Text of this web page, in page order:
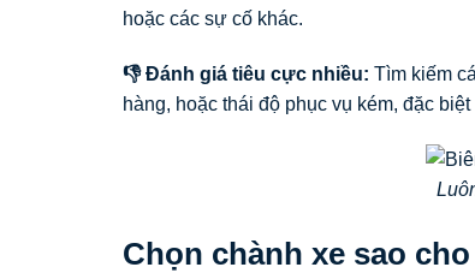
hoặc các sự cố khác.
👎 Đánh giá tiêu cực nhiều: Tìm kiếm
hàng, hoặc thái độ phục vụ kém, đặc
Chọn chành xe sao